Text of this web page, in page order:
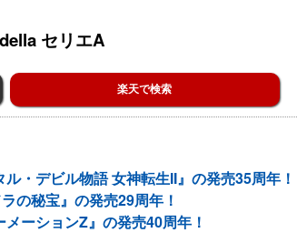
セリエA
楽天で検索
・デビル物語 女神転生II』の発売35周年！
の秘宝』の発売29周年！
ーションZ』の発売40周年！